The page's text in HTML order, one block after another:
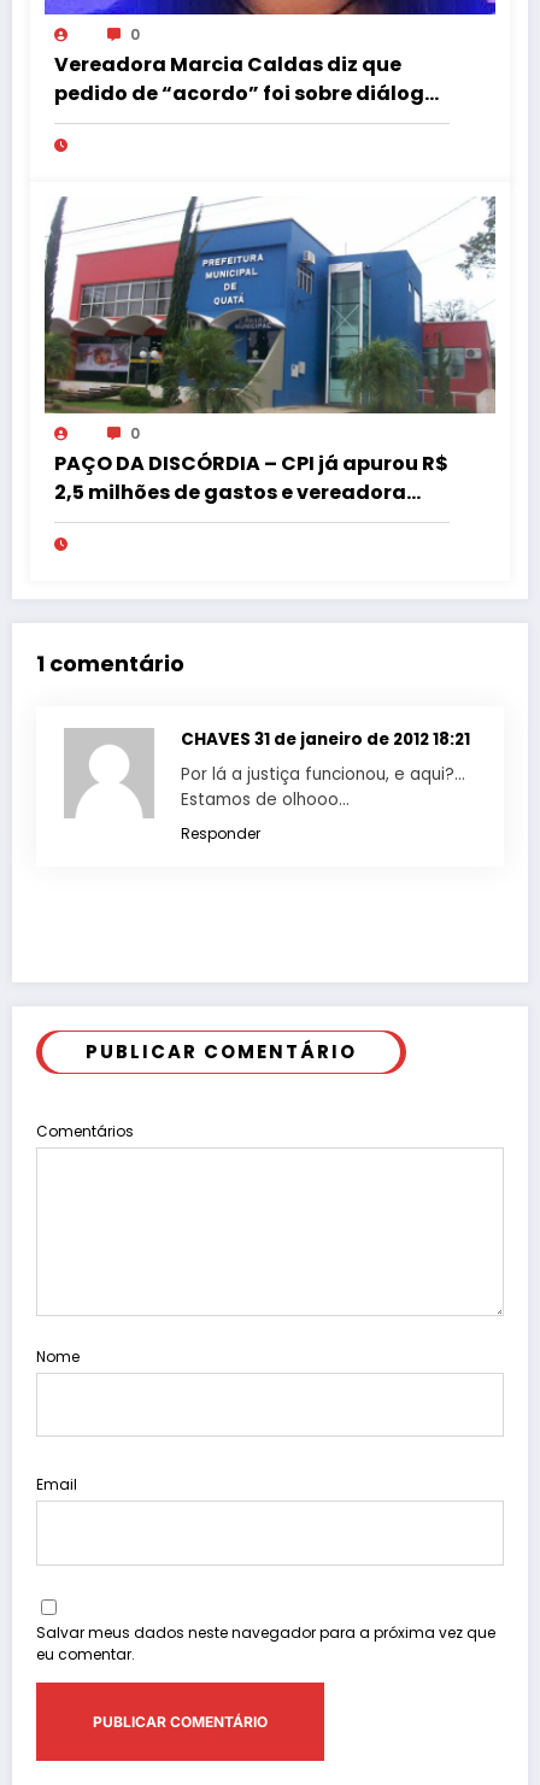
0
Vereadora Marcia Caldas diz que
pedido de “acordo” foi sobre diálogo
institucional
0
PAÇO DA DISCÓRDIA – CPI já apurou R$
2,5 milhões de gastos e vereadora
pede “acordo” para aprovar R$ 9,5
milhões
1 comentário
CHAVES 31 de janeiro de 2012 18:21
Por lá a justiça funcionou, e aqui?…
Estamos de olhooo…
Responder
PUBLICAR COMENTÁRIO
Comentários
Nome
Email
Salvar meus dados neste navegador para a próxima vez que
eu comentar.